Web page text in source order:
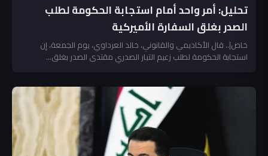
تحليل: أمر واحد أمام استجابة الحكومة لطلب
الصدر بغلق السفارة الأميركية
خاص|.. قال الأكاديمي والقانوني، خالد العرداوي، يوم الجمعة، إن
استجابة الحكومة لطلب زعيم التيار الصدري مقتدى الصدر بغلق...